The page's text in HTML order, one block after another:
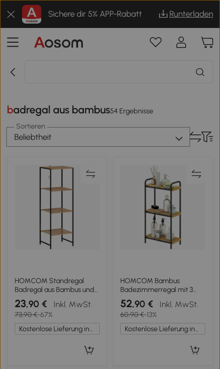
Sichere dir 5% APP-Rabatt Runterladen
badregal aus bambus54 Ergebnisse
Sortieren
Beliebtheit
HOMCOM Standregal
Badregal aus Bambus und
Stahl, mit 4 Ablagen, 4-
stöckiges Bücherregal, 36,5
x 33 x 110 cm, Natur
23,90 € Inkl. MwSt.
73,90 €-67%
Kostenlose Lieferung innerhalb Deutschlands
HOMCOM Bambus
Badezimmerregal mit 3
offenen Regalen
Lamellendesign und
Stahlstruktur 41,5x21,5x77,5
cm Natur
52,90 € Inkl. MwSt.
60,90 €-13%
Kostenlose Lieferung innerhalb Deutschlands